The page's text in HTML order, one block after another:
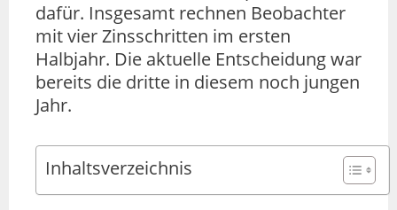
dafür. Insgesamt rechnen Beobachter
mit vier Zinsschritten im ersten
Halbjahr. Die aktuelle Entscheidung war
bereits die dritte in diesem noch jungen
Jahr.
Inhaltsverzeichnis